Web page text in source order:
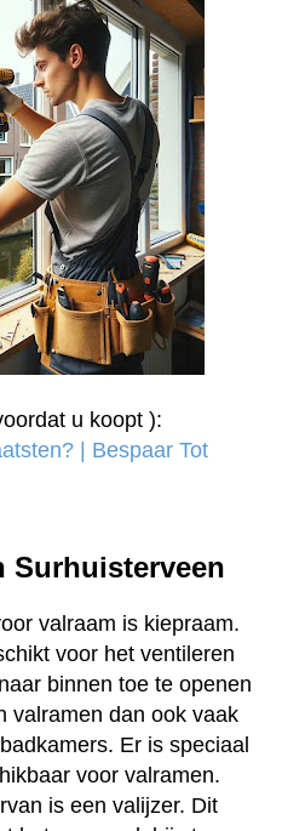
u koopt ):
| Bespaar Tot
Surhuisterveen
valraam is kiepraam.
voor het ventileren
binnen toe te openen
valramen dan ook vaak
Er is speciaal
voor valramen.
is een valijzer. Dit